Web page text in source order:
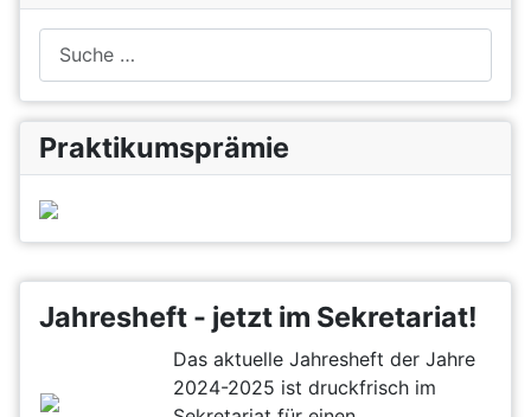
Jahresheft - jetzt im Sekretariat!
Das aktuelle Jahresheft der Jahre
2024-2025 ist druckfrisch im
Praktikumsprämie